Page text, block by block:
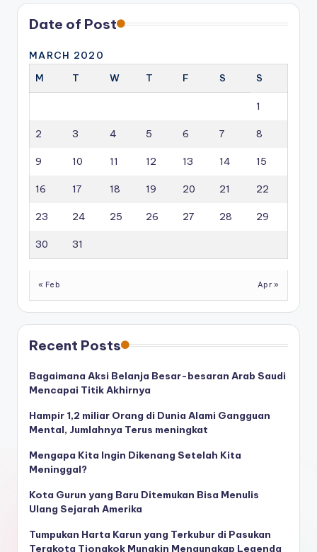
Date of Post
MARCH 2020
M
T W T F S S
1
2 3 4 5 6 7 8
9 10 11 12 13 14 15
16 17 18 19 20 21 22
23 24 25 26 27 28 29
30 31
« Feb Apr »
Recent Posts
Bagaimana Aksi Belanja Besar-besaran Arab Saudi
Mencapai Titik Akhirnya
Hampir 1,2 miliar Orang di Dunia Alami Gangguan
Mental, Jumlahnya Terus meningkat
Mengapa Kita Ingin Dikenang Setelah Kita
Meninggal?
Kota Gurun yang Baru Ditemukan Bisa Menulis
Ulang Sejarah Amerika
Tumpukan Harta Karun yang Terkubur di Pasukan
Terakota Tiongkok Mungkin Mengungkap Legenda